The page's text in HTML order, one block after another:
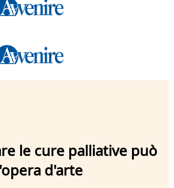
le cure palliative può
d'arte